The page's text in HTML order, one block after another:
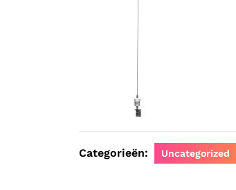
Categorieën: Uncategorized